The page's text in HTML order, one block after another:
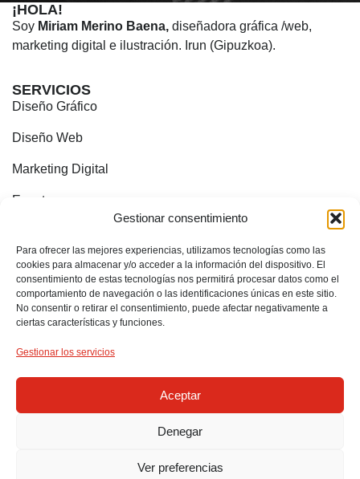
Gestionar consentimiento
Para ofrecer las mejores experiencias, utilizamos tecnologías como las
cookies para almacenar y/o acceder a la información del dispositivo. El
consentimiento de estas tecnologías nos permitirá procesar datos como el
comportamiento de navegación o las identificaciones únicas en este sitio.
No consentir o retirar el consentimiento, puede afectar negativamente a
ciertas características y funciones.
Gestionar los servicios
Aceptar
Denegar
Ver preferencias
¡HOLA!
Soy Miriam Merino Baena, diseñadora gráfica /web,
marketing digital e ilustración. Irun (Gipuzkoa).
SERVICIOS
Diseño Gráfico
Diseño Web
Marketing Digital
Eventos
Irun, Gipuzkoa
618 852 096
info@mirimebadesign.com
¡ESTOY EN INTERNET!
Perfect Portfolio | Creada por:873 Comunicación y Publicidad